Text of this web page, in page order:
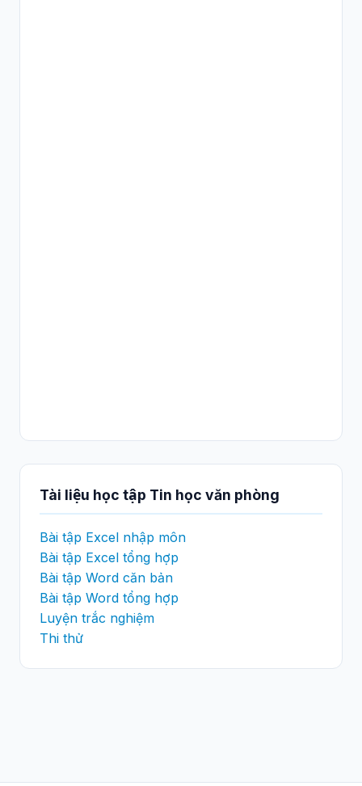
Tài liệu học tập Tin học văn phòng
Bài tập Excel nhập môn
Bài tập Excel tổng hợp
Bài tập Word căn bản
Bài tập Word tổng hợp
Luyện trắc nghiệm
Thi thử